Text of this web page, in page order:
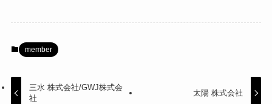
member
三水 株式会社/GWJ株式会
社
太陽 株式会社